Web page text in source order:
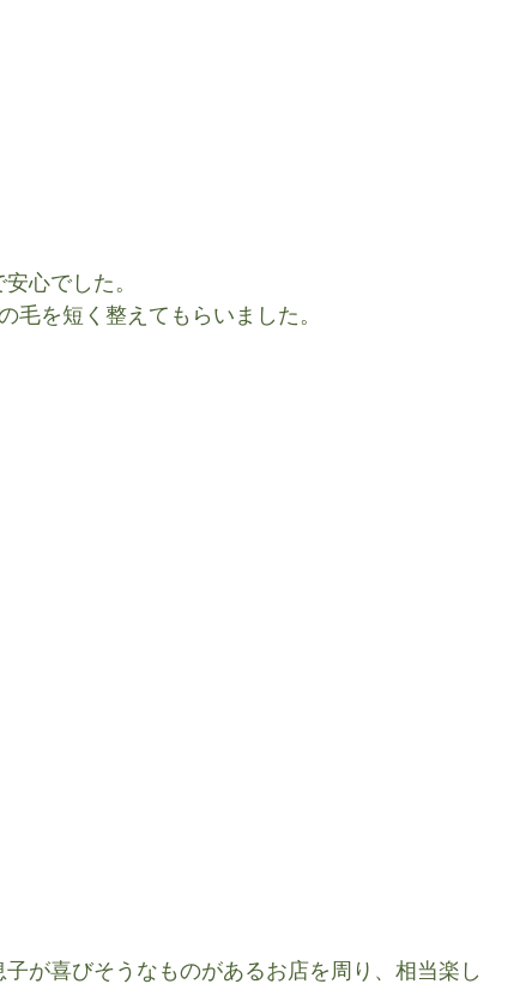
心でした。
毛を短く整えてもらいました。
が喜びそうなものがあるお店を周り、相当楽し